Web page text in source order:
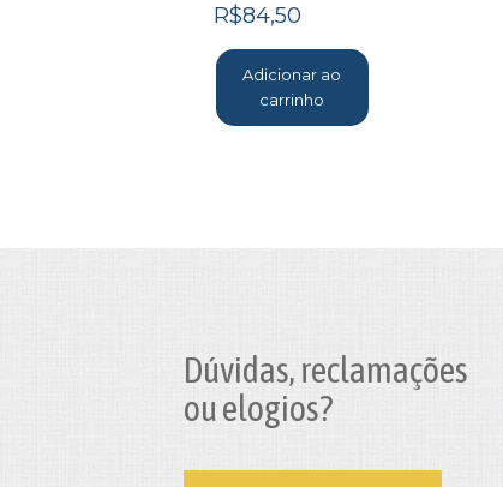
R$84,50
Adicionar ao
carrinho
Dúvidas, reclamações
ou elogios?